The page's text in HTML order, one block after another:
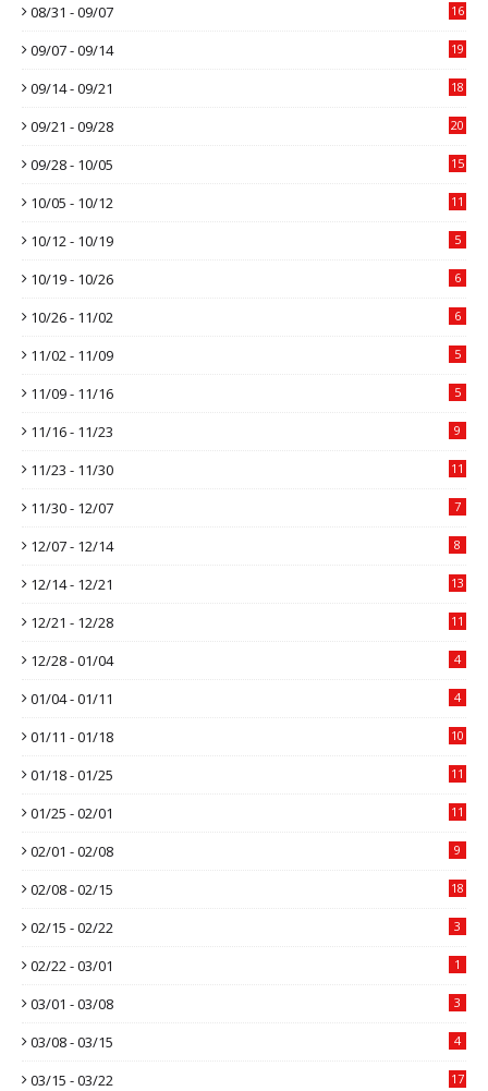
08/31 - 09/07 16
09/07 - 09/14 19
09/14 - 09/21 18
09/21 - 09/28 20
09/28 - 10/05 15
10/05 - 10/12 11
10/12 - 10/19 5
10/19 - 10/26 6
10/26 - 11/02 6
11/02 - 11/09 5
11/09 - 11/16 5
11/16 - 11/23 9
11/23 - 11/30 11
11/30 - 12/07 7
12/07 - 12/14 8
12/14 - 12/21 13
12/21 - 12/28 11
12/28 - 01/04 4
01/04 - 01/11 4
01/11 - 01/18 10
01/18 - 01/25 11
01/25 - 02/01 11
02/01 - 02/08 9
02/08 - 02/15 18
02/15 - 02/22 3
02/22 - 03/01 1
03/01 - 03/08 3
03/08 - 03/15 4
03/15 - 03/22 17